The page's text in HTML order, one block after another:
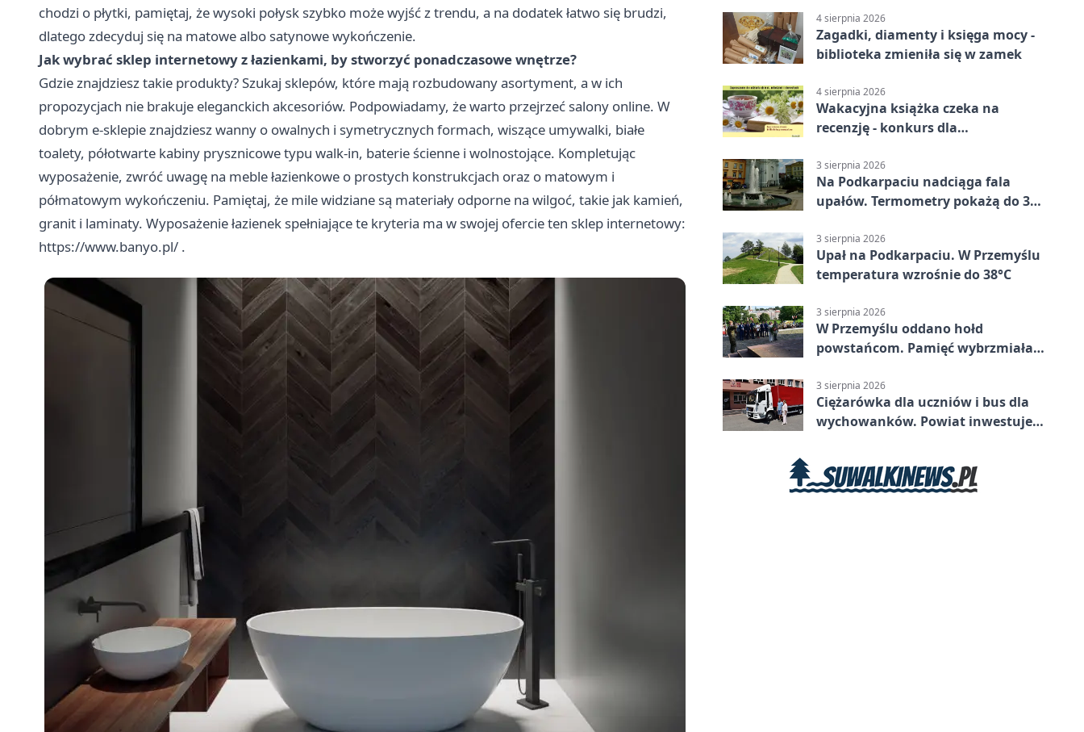
chodzi o płytki, pamiętaj, że wysoki połysk szybko może wyjść z trendu, a na dodatek łatwo się brudzi,
dlatego zdecyduj się na matowe albo satynowe wykończenie.
Jak wybrać sklep internetowy z łazienkami, by stworzyć ponadczasowe wnętrze?
Gdzie znajdziesz takie produkty? Szukaj sklepów, które mają rozbudowany asortyment, a w ich
propozycjach nie brakuje eleganckich akcesoriów. Podpowiadamy, że warto przejrzeć salony online. W
dobrym e-sklepie znajdziesz wanny o owalnych i symetrycznych formach, wiszące umywalki, białe
toalety, półotwarte kabiny prysznicowe typu walk-in, baterie ścienne i wolnostojące. Kompletując
wyposażenie, zwróć uwagę na meble łazienkowe o prostych konstrukcjach oraz o matowym i
półmatowym wykończeniu. Pamiętaj, że mile widziane są materiały odporne na wilgoć, takie jak kamień,
granit i laminaty. Wyposażenie łazienek spełniające te kryteria ma w swojej ofercie ten sklep internetowy:
https://www.banyo.pl/ .
4 sierpnia 2026
Zagadki, diamenty i księga mocy -
biblioteka zmieniła się w zamek
4 sierpnia 2026
Wakacyjna książka czeka na
recenzję - konkurs dla
3 sierpnia 2026
Na Podkarpaciu nadciąga fala
upałów. Termometry pokażą do 36
3 sierpnia 2026
Upał na Podkarpaciu. W Przemyślu
temperatura wzrośnie do 38°C
3 sierpnia 2026
W Przemyślu oddano hołd
powstańcom. Pamięć wybrzmiała
3 sierpnia 2026
Ciężarówka dla uczniów i bus dla
wychowanków. Powiat inwestuje